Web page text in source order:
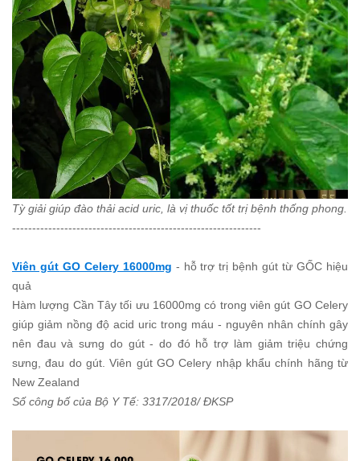
Tỳ giải giúp đào thải acid uric, là vị thuốc tốt trị bệnh thống phong.
--------------------------------------------------------------
Viên gút GO Celery 16000mg - hỗ trợ trị bệnh gút từ GỐC hiệu
quả
Hàm lượng Cần Tây tối ưu 16000mg có trong viên gút GO Celery
giúp giảm nồng độ acid uric trong máu - nguyên nhân chính gây
nên đau và sưng do gút - do đó hỗ trợ làm giảm triệu chứng
sưng, đau do gút. Viên gút GO Celery nhập khẩu chính hãng từ
New Zealand
Số công bố của Bộ Y Tế: 3317/2018/ ĐKSP